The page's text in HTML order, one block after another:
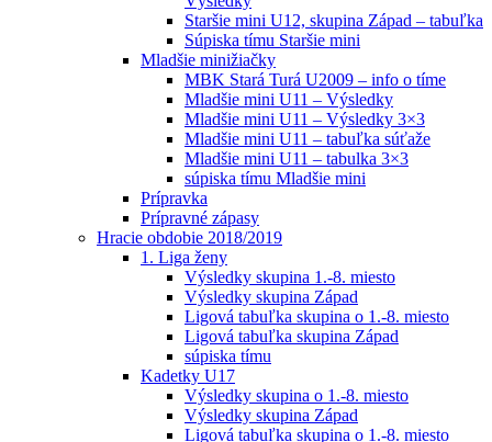
Staršie mini U12, skupina Západ – tabuľka
Súpiska tímu Staršie mini
Mladšie minižiačky
MBK Stará Turá U2009 – info o tíme
Mladšie mini U11 – Výsledky
Mladšie mini U11 – Výsledky 3×3
Mladšie mini U11 – tabuľka súťaže
Mladšie mini U11 – tabulka 3×3
súpiska tímu Mladšie mini
Prípravka
Prípravné zápasy
Hracie obdobie 2018/2019
1. Liga ženy
Výsledky skupina 1.-8. miesto
Výsledky skupina Západ
Ligová tabuľka skupina o 1.-8. miesto
Ligová tabuľka skupina Západ
súpiska tímu
Kadetky U17
Výsledky skupina o 1.-8. miesto
Výsledky skupina Západ
Ligová tabuľka skupina o 1.-8. miesto